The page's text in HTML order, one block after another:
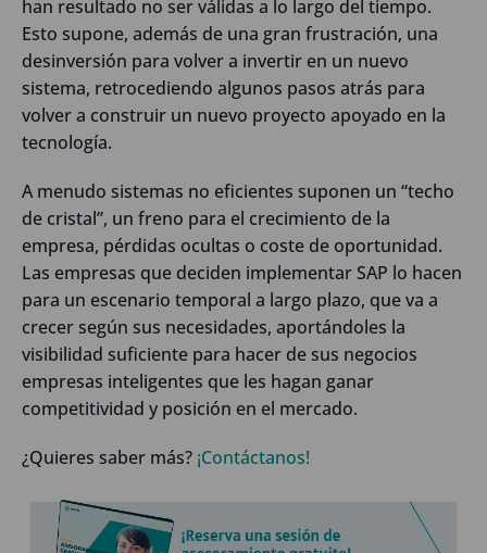
han resultado no ser válidas a lo largo del tiempo.
Esto supone, además de una gran frustración, una
desinversión para volver a invertir en un nuevo
sistema, retrocediendo algunos pasos atrás para
volver a construir un nuevo proyecto apoyado en la
tecnología.
A menudo sistemas no eficientes suponen un “techo
de cristal”, un freno para el crecimiento de la
empresa, pérdidas ocultas o coste de oportunidad.
Las empresas que deciden implementar SAP lo hacen
para un escenario temporal a largo plazo, que va a
crecer según sus necesidades, aportándoles la
visibilidad suficiente para hacer de sus negocios
empresas inteligentes que les hagan ganar
competitividad y posición en el mercado.
¿Quieres saber más? ¡Contáctanos!